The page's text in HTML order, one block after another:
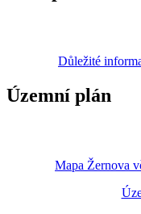
Důležité
Územní plán
Mapa Žernova